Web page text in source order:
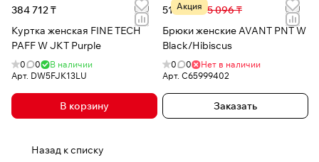
384 712 ₸
Куртка женская FINE TECH
PAFF W JKT Purple
0 0
В наличии
Арт. DW5FJK13LU
В корзину
Акция
51 975 ₸95 096 ₸
Брюки женские AVANT PNT W
Black/Hibiscus
0 0
Нет в наличии
Арт. C65999402
Заказать
Назад к списку